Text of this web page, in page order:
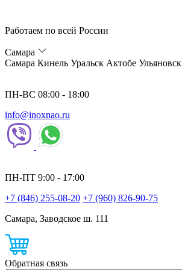
Работаем по всей России
Самара
Самара Кинель Уральск Актобе Ульяновск
ПН-ВС 08:00 - 18:00
info@inoxnao.ru
ПН-ПТ 9:00 - 17:00
+7 (846) 255-08-20 +7 (960) 826-90-75
Самара, Заводское ш. 111
Обратная связь